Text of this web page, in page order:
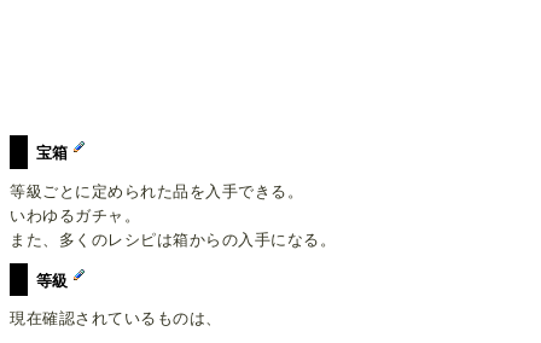
宝箱
等級ごとに定められた品を入手できる。
いわゆるガチャ。
また、多くのレシピは箱からの入手になる。
等級
現在確認されているものは、